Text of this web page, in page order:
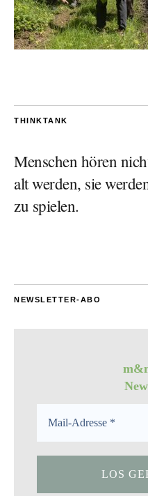
THINKTANK
Menschen hören
alt werden, sie
zu spielen.
NEWSLETTER-ABO